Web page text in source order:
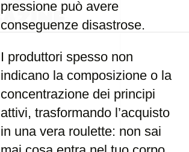
pressione può avere
conseguenze disastrose.
I produttori spesso non
indicano la composizione o la
concentrazione dei principi
attivi, trasformando l’acquisto
in una vera roulette: non sai